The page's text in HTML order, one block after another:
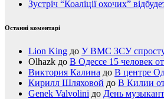
Зустріч “Коаліції охочих”
Останні коментарі
Lion King до У ВМС ЗСУ
Olhazk до В Одессе 15 человек
Виктория Калина до В центре
Кирилл Шляховой до В Килии
Genek Valvolini до День